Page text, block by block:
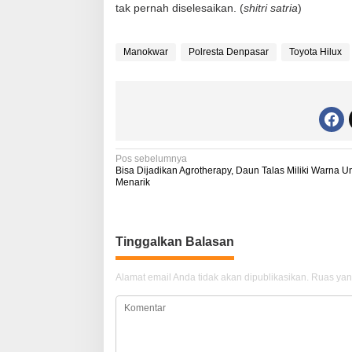
tak pernah diselesaikan. (shitri satria)
Manokwar Polresta Denpasar Toyota Hilux
N
a
g
a
s
Pos sebelumnya
Bisa Dijadikan Agrotherapy, Daun Talas Miliki Warna
Menarik
Tinggalkan Balasan
Alamat email Anda tidak akan dipublikasikan. Ruas